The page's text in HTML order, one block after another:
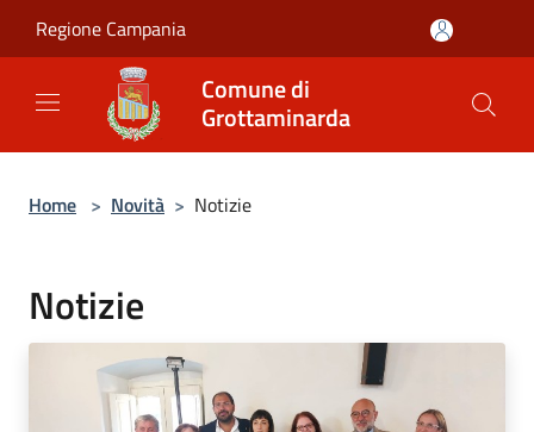
Regione Campania
Comune di
Grottaminarda
Home > Novità > Notizie
Notizie